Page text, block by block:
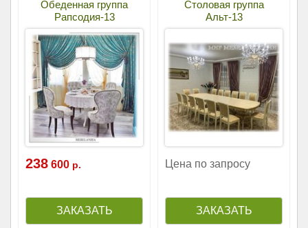
Обеденная группа
Рапсодия-13
238 600 р.
Столовая группа
Альт-13
Цена по запросу